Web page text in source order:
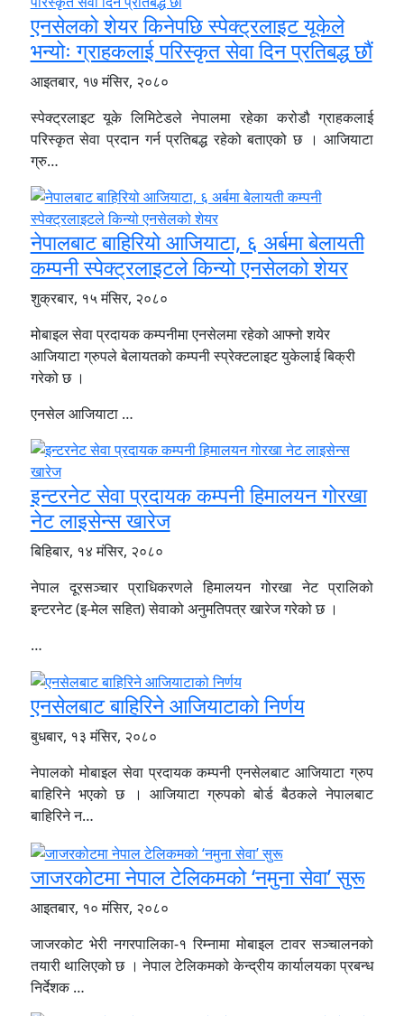
एनसेलको शेयर किनेपछि स्पेक्ट्रलाइट यूकेले
भन्योः ग्राहकलाई परिस्कृत सेवा दिन प्रतिबद्ध छौं
आइतबार, १७ मंसिर, २०८०
स्पेक्ट्रलाइट यूके लिमिटेडले नेपालमा रहेका करोडौ ग्राहकलाई
परिस्कृत सेवा प्रदान गर्न प्रतिबद्ध रहेको बताएको छ । आजियाटा
ग्रु…
नेपालबाट बाहिरियो आजियाटा, ६ अर्बमा बेलायती
कम्पनी स्पेक्ट्रलाइटले किन्यो एनसेलको शेयर
शुक्रबार, १५ मंसिर, २०८०
मोबाइल सेवा प्रदायक कम्पनीमा एनसेलमा रहेको आफ्नो शयेर
आजियाटा ग्रुपले बेलायतको कम्पनी स्प्रेक्टलाइट युकेलाई बिक्री
गरेको छ ।
एनसेल आजियाटा …
इन्टरनेट सेवा प्रदायक कम्पनी हिमालयन गोरखा
नेट लाइसेन्स खारेज
बिहिबार, १४ मंसिर, २०८०
नेपाल दूरसञ्चार प्राधिकरणले हिमालयन गोरखा नेट प्रालिको
इन्टरनेट (इ-मेल सहित) सेवाको अनुमतिपत्र खारेज गरेको छ ।
…
एनसेलबाट बाहिरिने आजियाटाको निर्णय
बुधबार, १३ मंसिर, २०८०
नेपालको मोबाइल सेवा प्रदायक कम्पनी एनसेलबाट आजियाटा ग्रुप
बाहिरिने भएको छ । आजियाटा ग्रुपको बोर्ड बैठकले नेपालबाट
बाहिरिने न…
जाजरकोटमा नेपाल टेलिकमको ‘नमुना सेवा’ सुरू
आइतबार, १० मंसिर, २०८०
जाजरकोट भेरी नगरपालिका-१ रिम्नामा मोबाइल टावर सञ्चालनको
तयारी थालिएको छ । नेपाल टेलिकमको केन्द्रीय कार्यालयका प्रबन्ध
निर्देशक …